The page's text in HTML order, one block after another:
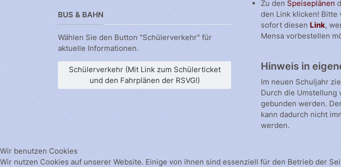
BUS & BAHN
Wählen Sie den Button "Schülerverkehr" für
aktuelle Informationen.
Schülerverkehr (Mit Link zum Schülerticket
und den Fahrplänen der RSVG!)
Zu den Speiseplänen
den Link klicken! Bitte
sofort diesen Link,
Mensa vorbestellen
Hinweis in
Im neuen Schuljahr
Durch die Umstellung
gebunden werden.
kann dadurch nicht
werden.
Wir benutzen Cookies
Wir nutzen Cookies auf unserer Website. Einige von ihnen sind essenziell für den Betrieb der